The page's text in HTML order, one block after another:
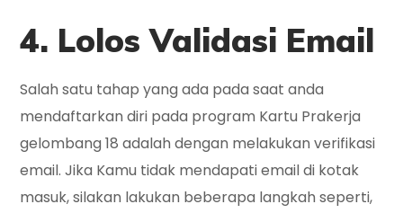
4. Lolos Validasi Email
Salah satu tahap yang ada pada saat anda
mendaftarkan diri pada program Kartu Prakerja
gelombang 18 adalah dengan melakukan verifikasi
email. Jika Kamu tidak mendapati email di kotak
masuk, silakan lakukan beberapa langkah seperti,